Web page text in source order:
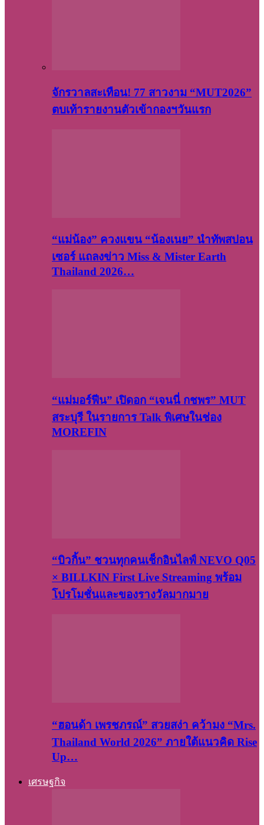
จักรวาลสะเทือน! 77 สาวงาม “MUT2026”
ตบเท้ารายงานตัวเข้ากองฯวันแรก
“แม่น้อง” ควงแขน “น้องเนย” นำทัพสปอน
เซอร์ แถลงข่าว Miss & Mister Earth
Thailand 2026…
“แม่มอร์ฟีน” เปิดอก “เจนนี่ กชพร” MUT
สระบุรี ในรายการ Talk พิเศษในช่อง
MOREFIN
“บิวกิ้น” ชวนทุกคนเช็กอินไลฟ์ NEVO Q05
× BILLKIN First Live Streaming พร้อม
โปรโมชั่นและของรางวัลมากมาย
“ฮอนด้า เพรชภรณ์” สวยสง่า คว้ามง “Mrs.
Thailand World 2026” ภายใต้แนวคิด Rise
Up…
เศรษฐกิจ